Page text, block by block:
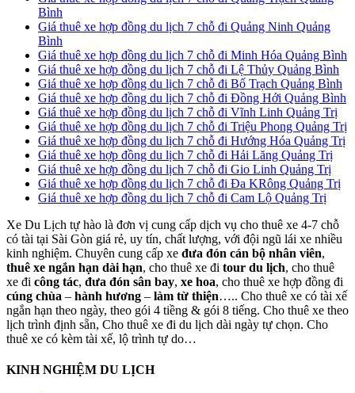
Bình
Giá thuê xe hợp đồng du lịch 7 chỗ đi Quảng Ninh Quảng
Bình
Giá thuê xe hợp đồng du lịch 7 chỗ đi Minh Hóa Quảng Bình
Giá thuê xe hợp đồng du lịch 7 chỗ đi Lệ Thủy Quảng Bình
Giá thuê xe hợp đồng du lịch 7 chỗ đi Bố Trạch Quảng Bình
Giá thuê xe hợp đồng du lịch 7 chỗ đi Đồng Hới Quảng Bình
Giá thuê xe hợp đồng du lịch 7 chỗ đi Vĩnh Linh Quảng Trị
Giá thuê xe hợp đồng du lịch 7 chỗ đi Triệu Phong Quảng Trị
Giá thuê xe hợp đồng du lịch 7 chỗ đi Hướng Hóa Quảng Trị
Giá thuê xe hợp đồng du lịch 7 chỗ đi Hải Lăng Quảng Trị
Giá thuê xe hợp đồng du lịch 7 chỗ đi Gio Linh Quảng Trị
Giá thuê xe hợp đồng du lịch 7 chỗ đi Đa KRông Quảng Trị
Giá thuê xe hợp đồng du lịch 7 chỗ đi Cam Lộ Quảng Trị
Xe Du Lịch tự hào là đơn vị cung cấp dịch vụ cho thuê xe 4-7 chỗ
có tài tại Sài Gòn giá rẻ, uy tín, chất lượng, với đội ngũ lái xe nhiều
kinh nghiệm. Chuyên cung cấp xe đưa đón cán bộ nhân viên,
thuê xe ngắn hạn dài hạn, cho thuê xe đi tour du lịch, cho thuê
xe đi công tác, đưa đón sân bay, xe hoa, cho thuê xe hợp đồng đi
cúng chùa – hành hương – làm từ thiện….. Cho thuê xe có tài xế
ngắn hạn theo ngày, theo gói 4 tiềng & gói 8 tiếng. Cho thuê xe theo
lịch trình định sẵn, Cho thuê xe đi du lịch dài ngày tự chọn. Cho
thuê xe có kèm tài xế, lộ trình tự do…
KINH NGHIỆM DU LỊCH